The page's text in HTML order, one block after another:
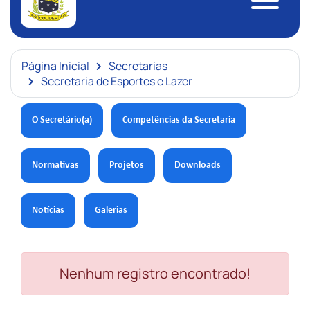
Página Inicial
Secretarias
Secretaria de Esportes e Lazer
O Secretário(a) Competências da Secretaria
Normativas Projetos Downloads
Notícias Galerias
Nenhum registro encontrado!